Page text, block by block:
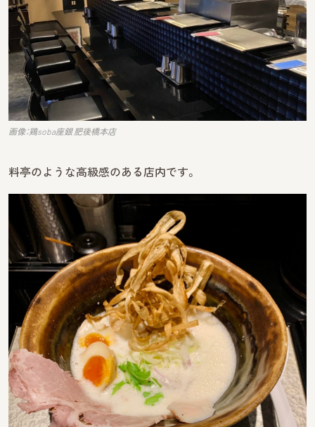
画像：鶏soba座銀 肥後橋本店
料亭のような高級感のある店内です。